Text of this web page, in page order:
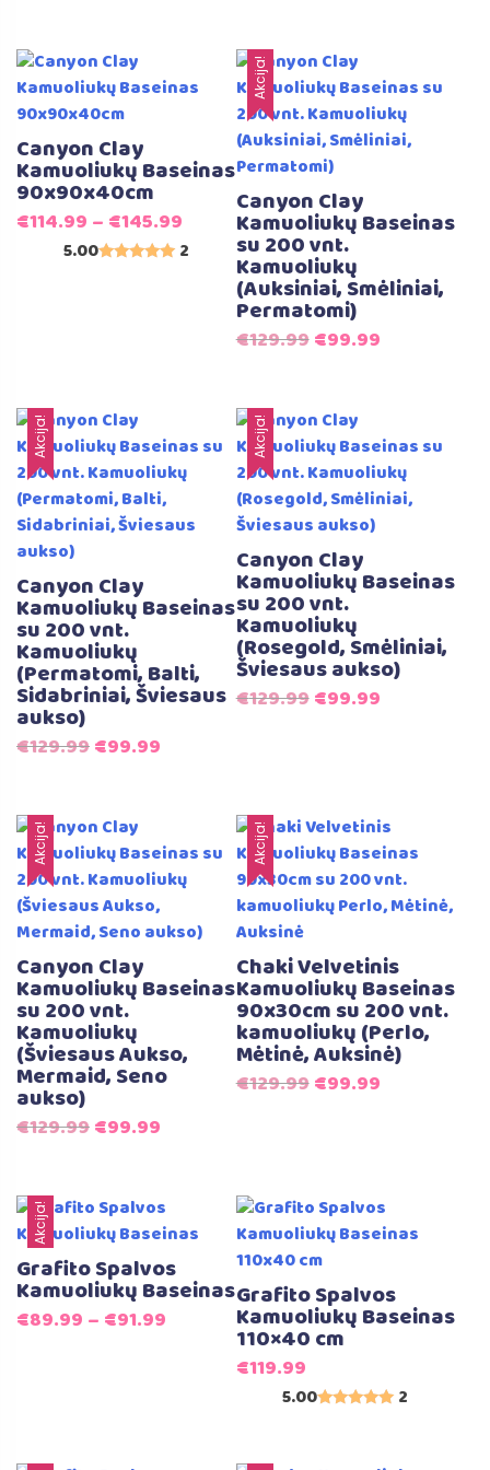
Canyon Clay
Kamuoliukų Baseinas
90x90x40cm
€114.99 – €145.99
5.00 2
Akcija!
Canyon Clay
Kamuoliukų Baseinas
su 200 vnt.
Kamuoliukų
(Auksiniai, Smėliniai,
Permatomi)
€129.99Original
€129.99.
€99.99Current
Akcija!
Canyon Clay
Kamuoliukų Baseinas
su 200 vnt.
Kamuoliukų
(Permatomi, Balti,
Sidabriniai, Šviesaus
aukso)
€129.99Original
€129.99.
€99.99
Akcija!
Canyon Clay
Kamuoliukų Baseinas
su 200 vnt.
Kamuoliukų
(Rosegold, Smėliniai,
Šviesaus aukso)
€129.99Original
€99.99Current
Akcija!
Canyon Clay
Kamuoliukų Baseinas
su 200 vnt.
Kamuoliukų
(Šviesaus Aukso,
Mermaid, Seno
aukso)
€129.99Original
€129.99.
€99.99
€99.99.
Akcija!
Chaki Velvetinis
Kamuoliukų Baseinas
90x30cm su 200 vnt.
kamuoliukų (Perlo,
Mėtinė, Auksinė)
€129.99Original
€99.99Current
Akcija!
Grafito Spalvos
Kamuoliukų Baseinas
€89.99 – €91.99
Grafito Spalvos
Kamuoliukų Baseinas
110×40 cm
€119.99
5.00 2